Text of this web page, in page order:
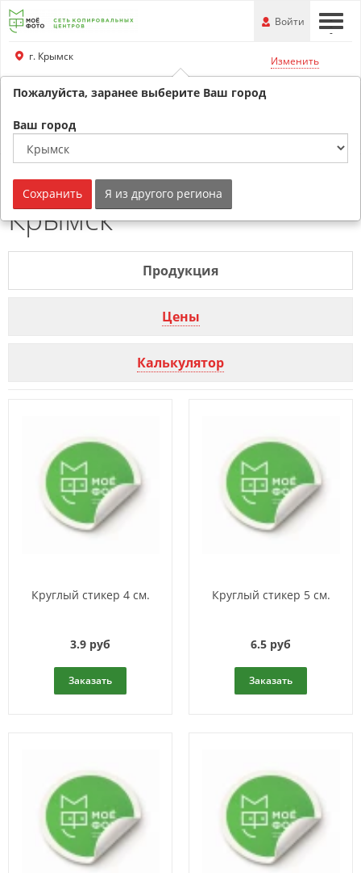
Перейти
основной
информации
---
Войти
г. Крымск Изменить
Обратный звонок
Круглые стикеры г.
Крымск
Продукция
Цены
Калькулятор
Круглый стикер 4 см.
3.9 руб
Заказать
Круглый стикер 5 см.
6.5 руб
Заказать
Пожалуйста, заранее выберите Ваш город
Ваш город
Сохранить Я из другого региона